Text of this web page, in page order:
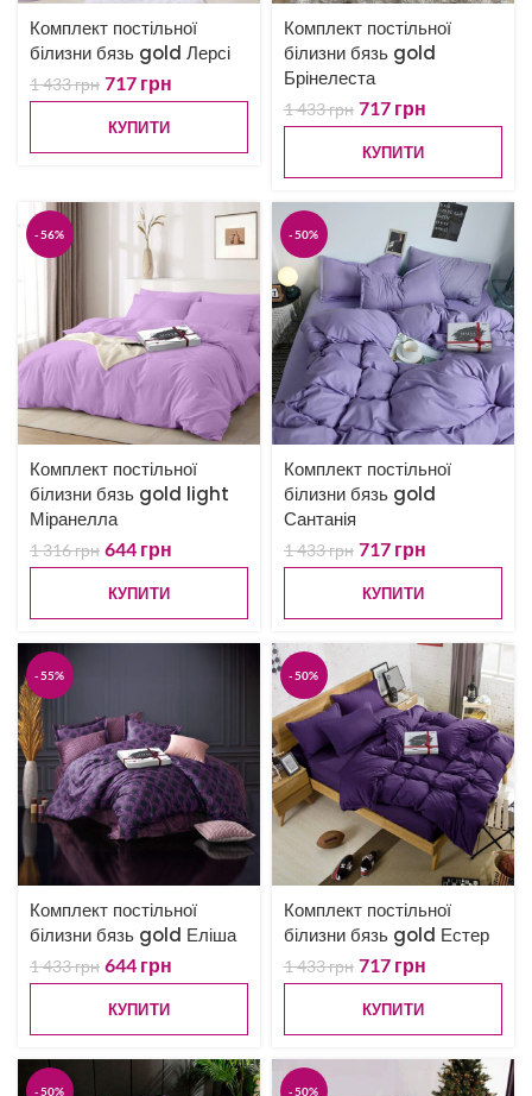
Комплект постільної
білизни бязь gold Лерсі
1 433грн 717 грн
КУПИТИ
Комплект постільної
білизни бязь gold
Брінелеста
1 433грн 717 грн
КУПИТИ
-56%
Комплект постільної
білизни бязь gold light
Міранелла
1 316грн 644 грн
КУПИТИ
-50%
Комплект постільної
білизни бязь gold
Сантанія
1 433грн 717 грн
КУПИТИ
-55%
Комплект постільної
білизни бязь gold Еліша
1 433грн 644 грн
КУПИТИ
-50%
Комплект постільної
білизни бязь gold Естер
1 433грн 717 грн
КУПИТИ
-50% -50%